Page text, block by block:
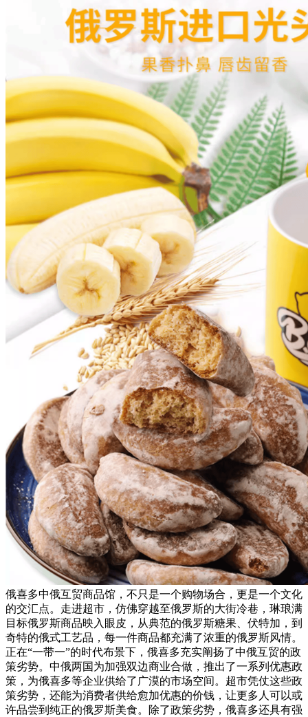
俄喜多中俄互贸商品馆，不只是一个购物场合，更是一个文化
的交汇点。走进超市，仿佛穿越至俄罗斯的大街冷巷，琳琅满
目标俄罗斯商品映入眼皮，从典范的俄罗斯糖果、伏特加，到
奇特的俄式工艺品，每一件商品都充满了浓重的俄罗斯风情。
正在“一带一”的时代布景下，俄喜多充实阐扬了中俄互贸的政
策劣势。中俄两国为加强双边商业合做，推出了一系列优惠政
策，为俄喜多等企业供给了广漠的市场空间。超市凭仗这些政
策劣势，还能为消费者供给愈加优惠的价钱，让更多人可以或
许品尝到纯正的俄罗斯美食。除了政策劣势，俄喜多还具有强